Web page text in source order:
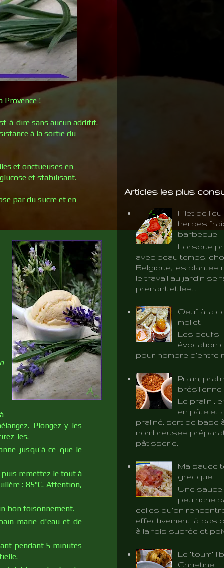
Provence !
à-dire sans aucun additif.
à la sortie du
et onctueuses en
et stabilisant.
par du sucre et en
Plongez-y les
les.
jusqu’à ce que le
remettez le tout à
: 85°C. Attention,
bon foisonnement.
marie d'eau et de
pendant 5 minutes
Articles les plus
Filet de
herbes
barbecue
Lorsque
avec beau temps,
Belgique, les plantes
le travail au jardin se
prenant et les...
Oeuf à la
mollet
Les oeufs
évocation
pour nombre d'entre
Pralin,
brésilienne
Le pralin ,
en pâte et
praliné, sert de base
nombreuses
pâtisserie.
Ma sauce
grecque
Une sauce
peu riche
celles qu'on
effectivement là-bas
à la fois sucrée et
Le "toum"
Christine